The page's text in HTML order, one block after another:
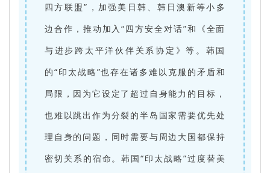
四方联盟”，加强美日韩、韩日澳新等小多
边合作，推动加入“四方安全对话”和《全面
与进步跨太平洋伙伴关系协定》等。韩国
的“印太战略”也存在诸多难以克服的矛盾和
局限，因为它设定了超过自身能力的目标，
也难以跳出作为分裂的半岛国家需要优先处
理自身的问题，同时需要与周边大国都保持
密切关系的宿命。韩国“印太战略”过度替美